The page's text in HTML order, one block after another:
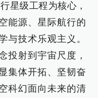
星级工程为核心，
能源、星际航行的
与技术乐观主义。
投射到宇宙尺度，
集体开拓、坚韧奋
科幻面向未来的清